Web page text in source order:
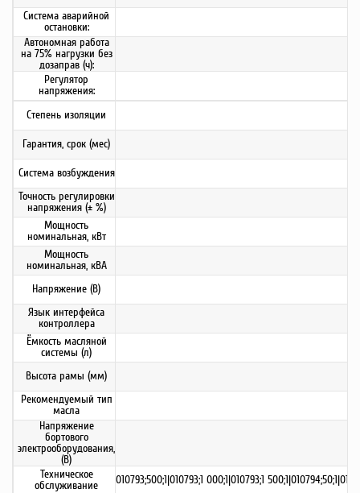
Система аварийной
остановки:
Автономная работа
на 75% нагрузки без
дозаправ (ч):
Регулятор
напряжения:
Степень изоляции
Гарантия, срок (мес)
Система возбуждения
Точность регулировки
напряжения (± %)
Мощность
номинальная, кВт
Мощность
номинальная, кВА
Напряжение (В)
Язык интерфейса
контроллера
Ёмкость масляной
системы (л)
Высота рамы (мм)
Рекомендуемый тип
масла
Напряжение
бортового
электрооборудования,
(В)
Техническое
обслуживание
010793;500;1|010793;1 000;1|010793;1